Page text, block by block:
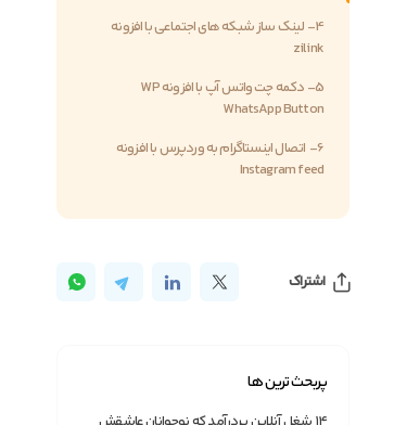
4- لینک ساز شبکه های اجتماعی با افزونه
zilink
5- دکمه چت واتس آپ با افزونه WP
WhatsApp Button
6- اتصال اینستاگرام به وردپرس با افزونه
Instagram feed
اشتراک
پربحث ترین ها